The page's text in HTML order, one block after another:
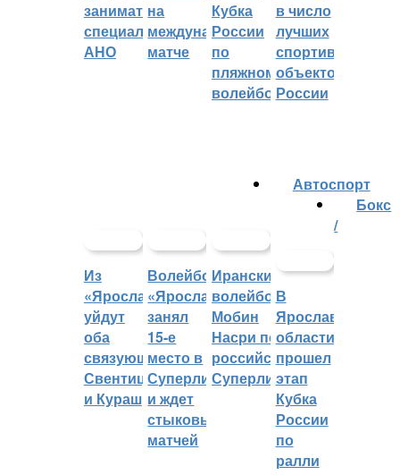
заниматься
специальное
АНО
на
международном
матче
Кубка
России
по
пляжному
волейболу
в число
лучших
спортивных
объектов
России
Из
«Ярославича»
уйдут
оба
связующих:
Свентицкис
и Кураш
Волейбольный
«Ярославич»
занял
15-е
место в
Суперлиге
и ждет
стыковых
матчей
Иранский
волейболист
Мобин
Насри покинет
российскую
Суперлигу
Автоспорт
В
Ярославской
области
прошел
этап
Кубка
России
по
ралли
Бокс
/